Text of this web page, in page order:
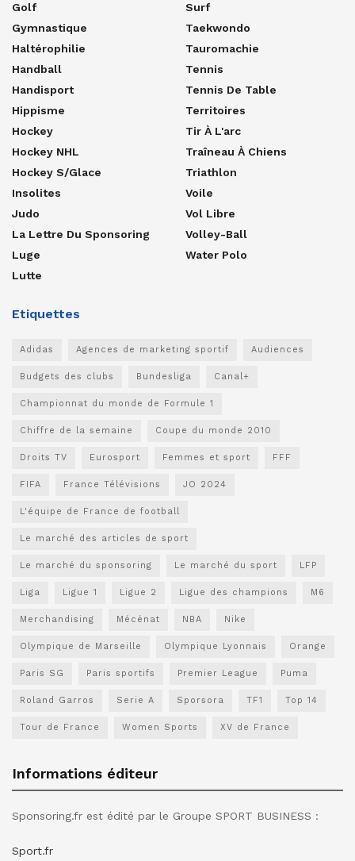
Golf
Gymnastique
Haltérophilie
Handball
Handisport
Hippisme
Hockey
Hockey NHL
Hockey S/glace
Insolites
Judo
La Lettre Du Sponsoring
Luge
Lutte
Surf
Taekwondo
Tauromachie
Tennis
Tennis De Table
Territoires
Tir À L'arc
Traîneau À Chiens
Triathlon
Voile
Vol Libre
Volley-Ball
Water Polo
Etiquettes
Adidas Agences de marketing sportif Audiences
Budgets des clubs Bundesliga Canal+
Championnat du monde de Formule 1
Chiffre de la semaine Coupe du monde 2010
Droits TV Eurosport Femmes et sport FFF
FIFA France Télévisions JO 2024
L'équipe de France de football
Le marché des articles de sport
Le marché du sponsoring Le marché du sport LFP
Liga Ligue 1 Ligue 2 Ligue des champions M6
Merchandising Mécénat NBA Nike
Olympique de Marseille Olympique Lyonnais Orange
Paris SG Paris sportifs Premier League Puma
Roland Garros Serie A Sporsora TF1 Top 14
Tour de France Women Sports XV de France
Informations éditeur
Sponsoring.fr est édité par le Groupe SPORT BUSINESS :
Sport.fr